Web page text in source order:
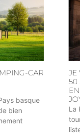
CAR
basque
bien
JE
50
La